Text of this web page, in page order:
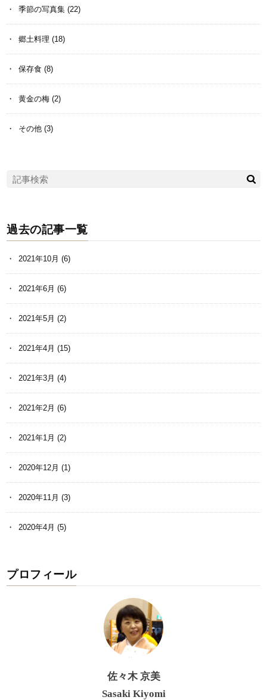
季節の写真集 (22)
郷土料理 (18)
保存食 (8)
黄金の梅 (2)
その他 (3)
過去の記事一覧
2021年10月 (6)
2021年6月 (6)
2021年5月 (2)
2021年4月 (15)
2021年3月 (4)
2021年2月 (6)
2021年1月 (2)
2020年12月 (1)
2020年11月 (3)
2020年4月 (5)
プロフィール
佐々木 京美
Sasaki Kiyomi